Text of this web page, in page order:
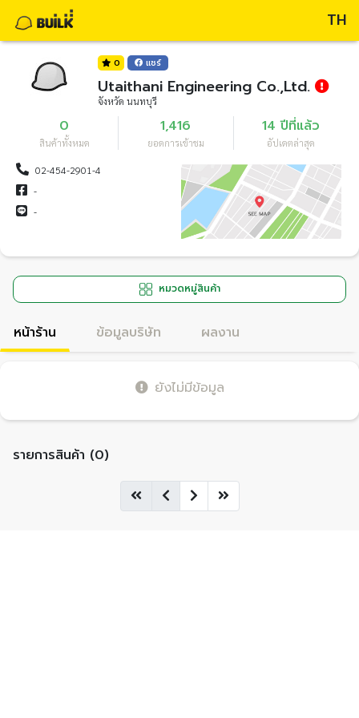
TH
0 แชร์
Utaithani Engineering Co.,Ltd.
จังหวัด นนทบุรี
0
สินค้าทั้งหมด
1,416
ยอดการเข้าชม
14 ปีที่แล้ว
อัปเดตล่าสุด
02-454-2901-4
-
-
หมวดหมู่สินค้า
หน้าร้าน ข้อมูลบริษัท ผลงาน
ยังไม่มีข้อมูล
รายการสินค้า (0)